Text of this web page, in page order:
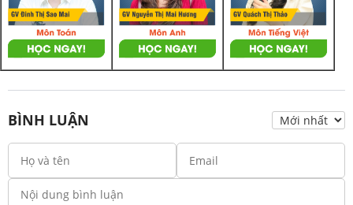
BÌNH LUẬN